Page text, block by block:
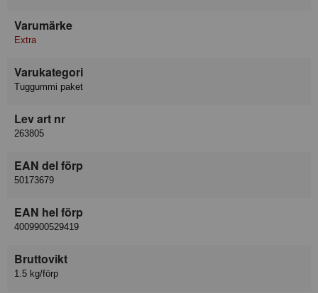
Varumärke
Extra
Varukategori
Tuggummi paket
Lev art nr
263805
EAN del förp
50173679
EAN hel förp
4009900529419
Bruttovikt
1.5 kg/förp